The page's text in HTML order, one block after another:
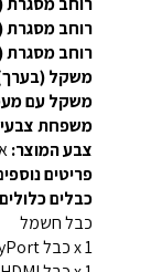
רוחב
רוחב מסגרת
משקל
משקל עם
משפחת
צבע המוצר:
פריטים
כבלים
כבל חשמל
1 x כבל ‎DisplayPort-DisplayPort‎ – באורך ‎1.8‎ מטר